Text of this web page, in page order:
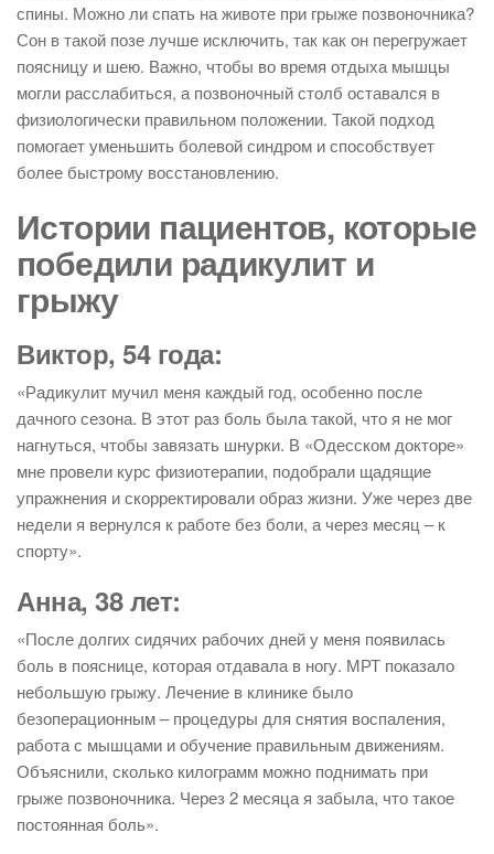
спины. Можно ли спать на животе при грыже позвоночника?
Сон в такой позе лучше исключить, так как он перегружает
поясницу и шею. Важно, чтобы во время отдыха мышцы
могли расслабиться, а позвоночный столб оставался в
физиологически правильном положении. Такой подход
помогает уменьшить болевой синдром и способствует
более быстрому восстановлению.
Истории пациентов, которые
победили радикулит и
грыжу
Виктор, 54 года:
«Радикулит мучил меня каждый год, особенно после
дачного сезона. В этот раз боль была такой, что я не мог
нагнуться, чтобы завязать шнурки. В «Одесском докторе»
мне провели курс физиотерапии, подобрали щадящие
упражнения и скорректировали образ жизни. Уже через две
недели я вернулся к работе без боли, а через месяц – к
спорту».
Анна, 38 лет:
«После долгих сидячих рабочих дней у меня появилась
боль в пояснице, которая отдавала в ногу. МРТ показало
небольшую грыжу. Лечение в клинике было
безоперационным – процедуры для снятия воспаления,
работа с мышцами и обучение правильным движениям.
Объяснили, сколько килограмм можно поднимать при
грыже позвоночника. Через 2 месяца я забыла, что такое
постоянная боль».